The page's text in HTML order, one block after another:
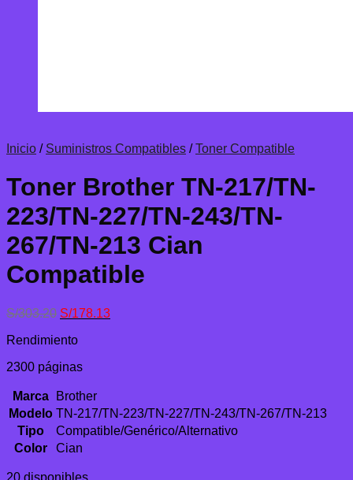
Inicio / Suministros Compatibles / Toner Compatible
Toner Brother TN-217/TN-
223/TN-227/TN-243/TN-
267/TN-213 Cian
Compatible
S/303.20 El
original
S/303.20.
S/178.13El
Rendimiento
2300 páginas
Marca
Brother
Modelo TN-217/TN-223/TN-227/TN-243/TN-267/TN-213
Tipo
Compatible/Genérico/Alternativo
Color
Cian
20 disponibles